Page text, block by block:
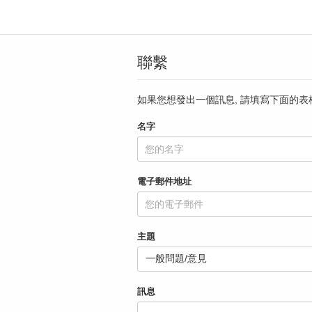
聯繫
如果您想發出一個訊息, 請填寫下面的表
名字
電子郵件地址
主題
訊息